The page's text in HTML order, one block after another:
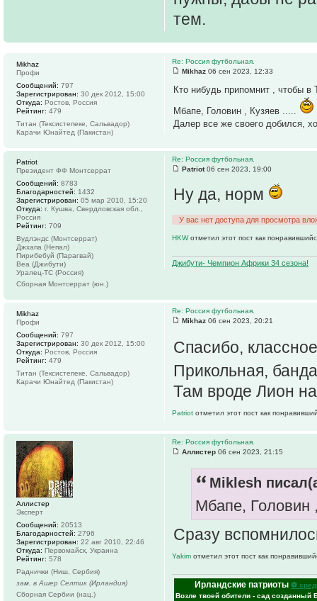
тем.
Re: Россия футбольная.
Mikhaz 06 сен 2023, 12:33
Кто нибудь припомнит , чтобы
Мбапе, Головин , Кузяев .....
Далер все же своего добился,
Mikhaz
Профи
Сообщений: 797
Зарегистрирован: 30 дек 2012, 15:00
Откуда: Ростов, Россия
Рейтинг: 479
Титан (Тексистепеке, Сальвадор)
Карачи Юнайтед (Пакистан)
Re: Россия футбольная.
Patriot06 сен 2023, 19:00
Ну да, норм
У вас нет доступа для просмотра
HKWотметил этот пост как
Джибути- Чемпион Африки 34 сезона!
Patriot
Президент ФФ Монтсеррат
Сообщений: 8783
Благодарностей: 1432
Зарегистрирован: 05 мар 2010, 15:20
Откуда: г. Кушва, Свердловская обл.,
Россия
Рейтинг: 709
Вудлэндс (Монтсеррат)
Джхапа (Непал)
Пирибебуй (Парагвай)
Веа (Джибути)
Уралец-ТС (Россия)
Сборная Монтсеррат (юн.)
Re: Россия футбольная.
Mikhaz 06 сен 2023, 20:21
Спасибо,
Прикольная,
Там вроде Лион
Patriot отметил этот пост как
Mikhaz
Профи
Сообщений: 797
Зарегистрирован: 30 дек 2012, 15:00
Откуда: Ростов, Россия
Рейтинг: 479
Титан (Тексистепеке, Сальвадор)
Карачи Юнайтед (Пакистан)
Re: Россия футбольная.
Аллистер 06 сен 2023, 21:15
Miklesh
Мбапе, Головин
Сразу
Yakim отметил этот пост как
Ирландские патриоты ⚽
Возле твоей обители - сад созданный
Аллистер
Эксперт
Сообщений: 20513
Благодарностей: 2796
Зарегистрирован: 22 авг 2010, 22:46
Откуда: Первомайск, Украина
Рейтинг: 578
Раднички (Ниш, Сербия)
зам. в Ашер Селтик (Ирландия)
Сборная Сербии (нац.)